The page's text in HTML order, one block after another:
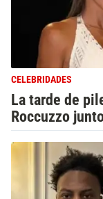
CELEBRIDADES
La tarde de
Roccuzzo